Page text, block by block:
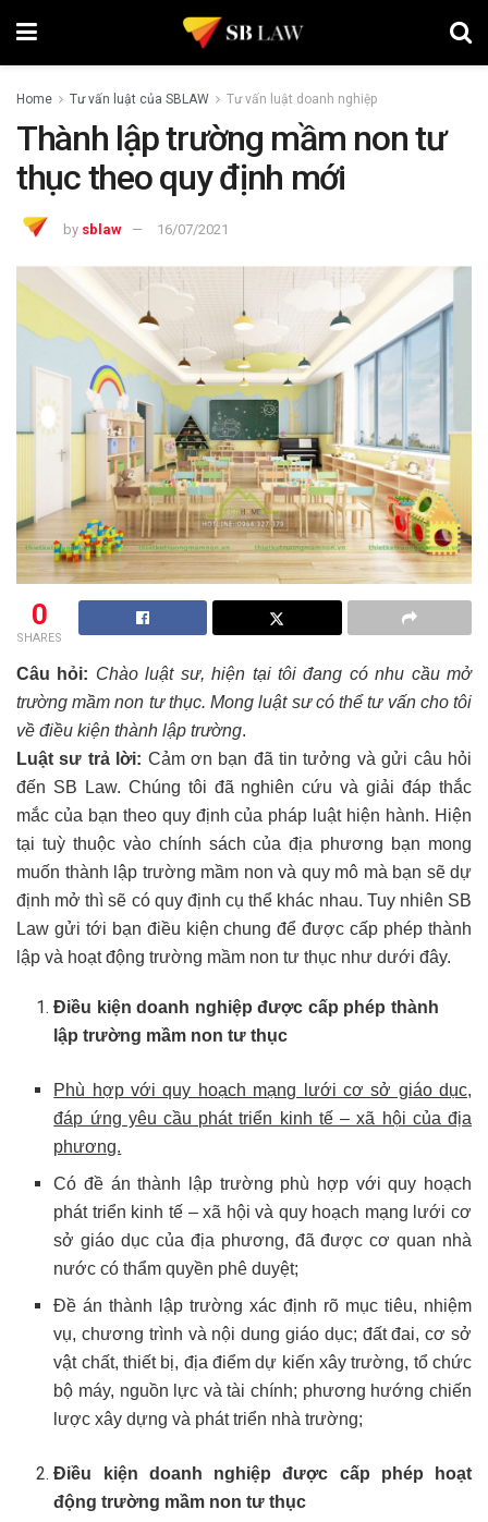
Home Tư vấn luật của SBLAW Tư vấn luật doanh nghiệp
Thành lập trường mầm non tư
thục theo quy định mới
by sblaw 16/07/2021
0
SHARES
Câu hỏi: Chào luật sư, hiện tại tôi đang có nhu cầu mở
trường mầm non tư thục. Mong luật sư có thể tư vấn cho tôi
về điều kiện thành lập trường.
Luật sư trả lời: Cảm ơn bạn đã tin tưởng và gửi câu hỏi
đến SB Law. Chúng tôi đã nghiên cứu và giải đáp thắc
mắc của bạn theo quy định của pháp luật hiện hành. Hiện
tại tuỳ thuộc vào chính sách của địa phương bạn mong
muốn thành lập trường mầm non và quy mô mà bạn sẽ dự
định mở thì sẽ có quy định cụ thể khác nhau. Tuy nhiên SB
Law gửi tới bạn điều kiện chung để được cấp phép thành
lập và hoạt động trường mầm non tư thục như dưới đây.
Điều kiện doanh nghiệp được cấp phép thành
lập trường mầm non tư thục
Phù hợp với quy hoạch mạng lưới cơ sở giáo dục,
đáp ứng yêu cầu phát triển kinh tế – xã hội của địa
phương.
Có đề án thành lập trường phù hợp với quy hoạch
phát triển kinh tế – xã hội và quy hoạch mạng lưới cơ
sở giáo dục của địa phương, đã được cơ quan nhà
nước có thẩm quyền phê duyệt;
Đề án thành lập trường xác định rõ mục tiêu, nhiệm
vụ, chương trình và nội dung giáo dục; đất đai, cơ sở
vật chất, thiết bị, địa điểm dự kiến xây trường, tổ chức
bộ máy, nguồn lực và tài chính; phương hướng chiến
lược xây dựng và phát triển nhà trường;
Điều kiện doanh nghiệp được cấp phép hoạt
động trường mầm non tư thục